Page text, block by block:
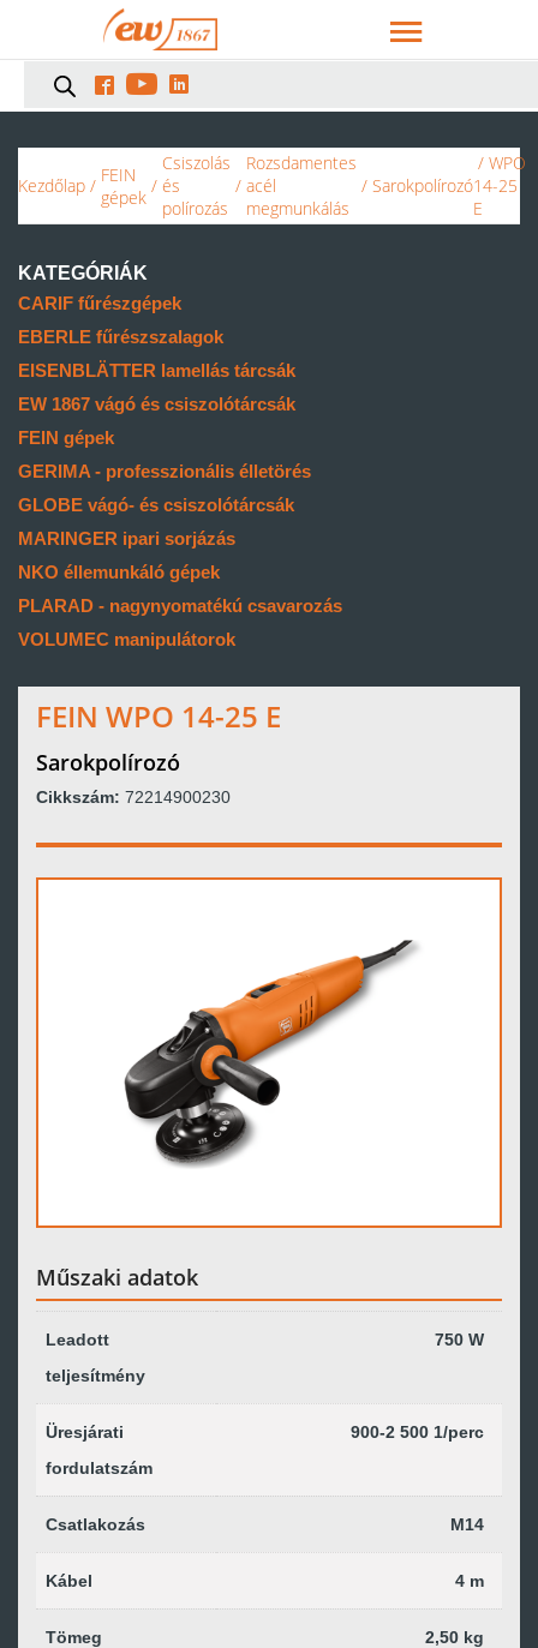
  
Kezdőlap / FEIN
gépek /
Csiszolás
és
polírozás
/
Rozsdamentes
acél
megmunkálás
/ Sarokpolírozó
/ WPO
14-25
E
KATEGÓRIÁK
CARIF fűrészgépek
EBERLE fűrészszalagok
EISENBLÄTTER lamellás tárcsák
EW 1867 vágó és csiszolótárcsák
FEIN gépek
GERIMA - professzionális élletörés
GLOBE vágó- és csiszolótárcsák
MARINGER ipari sorjázás
NKO éllemunkáló gépek
PLARAD - nagynyomatékú csavarozás
VOLUMEC manipulátorok
FEIN WPO 14-25 E
Sarokpolírozó
Cikkszám: 72214900230
Műszaki adatok
Leadott
teljesítmény
750 W
Üresjárati
fordulatszám
900-2 500 1/perc
Csatlakozás M14
Kábel 4 m
Tömeg 2,50 kg